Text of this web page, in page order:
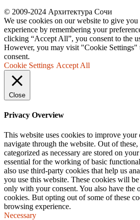
© 2009-2024 Архитектура Сочи
We use cookies on our website to give you
experience by remembering your
clicking “Accept All”, you consent to the
However, you may visit "Cookie Settings"
consent.
Cookie Settings Accept All
Close
Privacy Overview
This website uses cookies to improve
navigate through the website. Out of these,
categorized as necessary are stored on
essential for the working of basic
also use third-party cookies that help us
you use this website. These cookies will
only with your consent. You also have the
cookies. But opting out of some of these
browsing experience.
Necessary